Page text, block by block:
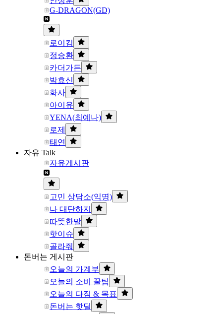
G-DRAGON(GD)
로이킴
정승환
카더가든
박효신
화사
아이유
YENA(최예나)
로제
태연
자유 Talk
자유게시판
고민 상담소(익명)
나 대단하지
따뜻한말
핫이슈
골라줘
돈버는 게시판
오늘의 가계부
오늘의 소비 꿀팁
오늘의 다짐 & 목표
돈버는 핫딜